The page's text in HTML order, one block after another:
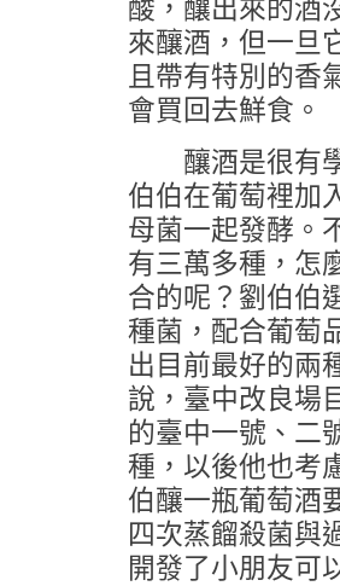
酸，釀出來的酒
來釀酒，但一旦
且帶有特別的香
會買回去鮮食。
釀酒是很有
伯伯在葡萄裡加
母菌一起發酵。
有三萬多種，怎
合的呢？劉伯伯
種菌，配合葡萄
出目前最好的兩
說，臺中改良場
的臺中一號、二
種，以後他也考
伯釀一瓶葡萄酒
四次蒸餾殺菌與
開發了小朋友可